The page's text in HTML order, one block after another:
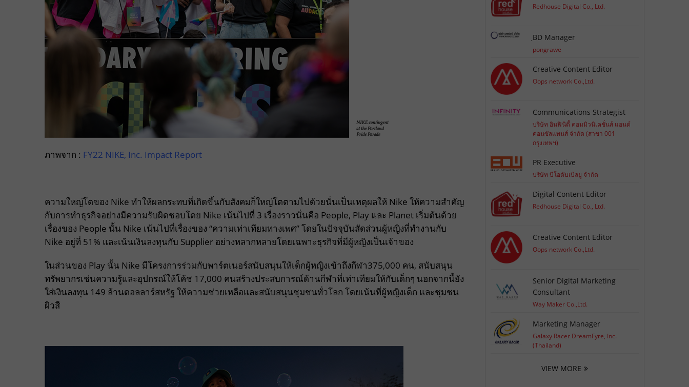
ภาพจาก : FY22 NIKE, Inc. Impact Report
ความใหญ่โตของ Nike ทำให้ผลกระทบที่เกิดขึ้นกับสังคมก็ใหญ่โตตามไปด้วยนั่นเป็นเหตุผลให้ Nike ให้ความสำคัญ
กับการทำธุรกิจอย่างมีความรับผิดชอบโดย Nike เน้นไปที่ 3 เรื่องราวนั่นคือ People, Play และ Planet เริ่มต้นด้วย
เรื่องของ People นั้น Nike เน้นไปที่เรื่องของ “ความเท่าเทียมทางเพศ” โดยในปัจจุบันสัดส่วนผู้หญิงที่ทำงานกับ
Nike อยู่ที่ 51% และเน้นเงินลงทุนกับ Supplier อย่างหลากหลายโดยเฉพาะธุรกิจที่มีผู้หญิงเป็นเจ้าของ
ในส่วนของ Play นั้น Nike มีโครงการร่วมกับพาร์ตเนอร์สนับสนุนให้เด็กผู้หญิงเข้าถึงกีฬา375,000 คน, สนับสนุน
ทรัพยากรเช่นความรู้และอุปกรณ์ให้โค้ช 17,000 คนสร้างประสบการณ์ด้านกีฬาที่เท่าเทียมให้กับเด็กๆ นอกจากนี้ยัง
ใส่เงินลงทุน 149 ล้านดอลลาร์สหรัฐ ให้ความช่วยเหลือและสนับสนุนชุมชนทั่วโลก โดยเน้นที่ผู้หญิงเด็ก และชุมชน
ผิวสี
Redhouse Digital Co., Ltd.
ฺBD Manager
pongrawe
Creative Content Editor
Oops network Co.,Ltd.
Communications Strategist
บริษัท อินฟินิตี้ คอมมิวนิเคชั่นส์ แอนด์
คอนซัลแทนส์ จำกัด (สาขา 001
กรุงเทพฯ)
PR Executive
บริษัท บีโอดับเบิลยู จำกัด
Digital Content Editor
Redhouse Digital Co., Ltd.
Creative Content Editor
Oops network Co.,Ltd.
Senior Digital Marketing
Consultant
Way Maker Co.,Ltd.
Marketing Manager
Galaxy Racer DreamFyre, Inc.
(Thailand)
VIEW MORE